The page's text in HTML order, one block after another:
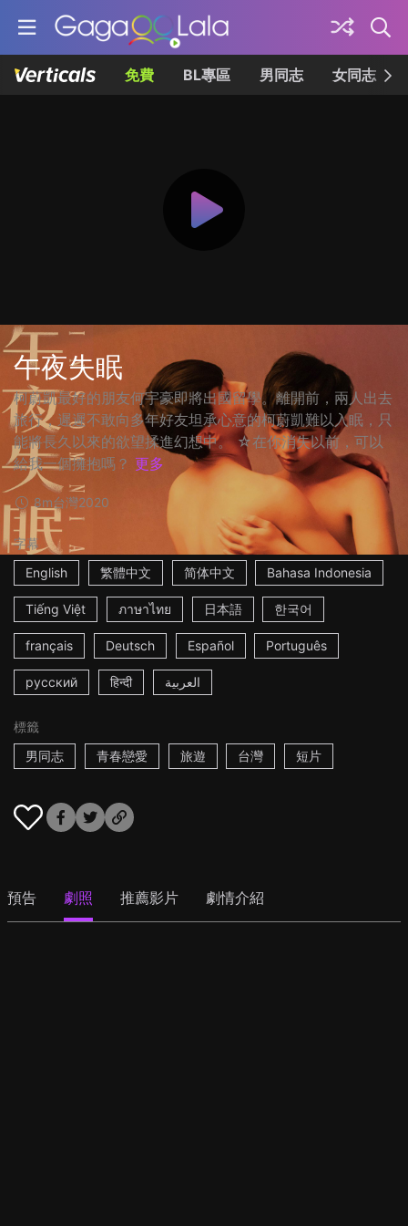
免費 BL專區 男同志 女同志
午夜失眠
柯蔚凱最好的朋友何宇豪即將出國留學。離開前，兩人出去
旅行，遲遲不敢向多年好友坦承心意的柯蔚凱難以入眠，只
能將長久以來的欲望揉進幻想中。 ☆在你消失以前，可以
給我一個擁抱嗎？ 更多
8m台灣2020
字幕
English
繁體中文 简体中文 Bahasa Indonesia
Tiếng Việt ภาษาไทย 日本語 한국어
français Deutsch Español Português
русский हिन्दी العربية
標籤
男同志
青春戀愛 旅遊 台灣 短片
預告 劇照 推薦影片 劇情介紹